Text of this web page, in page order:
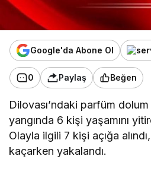
Google'da Abone Ol
0 Paylaş Beğen
Dilovası’ndaki parfüm
yangında 6 kişi yaşamını
Olayla ilgili 7 kişi açığa
kaçarken yakalandı.